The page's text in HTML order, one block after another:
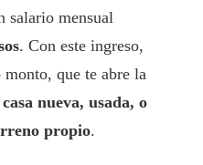
salario mensual
. Con este ingreso,
que te abre la
casa nueva, usada, o
propio.